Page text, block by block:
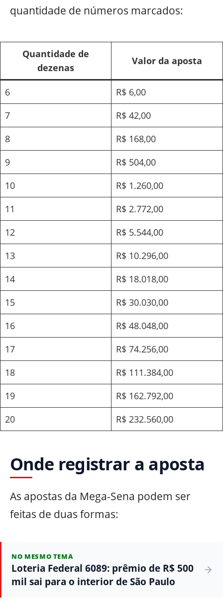
quantidade de números marcados:
Quantidade de
dezenas
Valor da aposta
6
R$ 6,00
7
R$ 42,00
8
R$ 168,00
9
R$ 504,00
10
R$ 1.260,00
11
R$ 2.772,00
12
R$ 5.544,00
13
R$ 10.296,00
14
R$ 18.018,00
15
R$ 30.030,00
16
R$ 48.048,00
17
R$ 74.256,00
18
R$ 111.384,00
19
R$ 162.792,00
20
R$ 232.560,00
Onde registrar a aposta
As apostas da Mega-Sena podem ser
feitas de duas formas:
NO MESMO TEMA
Loteria Federal 6089: prêmio de R$ 500
mil sai para o interior de São Paulo